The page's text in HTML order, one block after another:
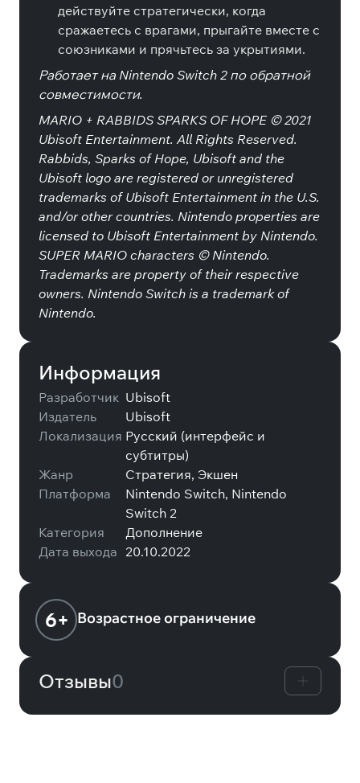
действуйте стратегически, когда
сражаетесь с врагами, прыгайте вместе с
союзниками и прячьтесь за укрытиями.
Работает на Nintendo Switch 2 по обратной
совместимости.
MARIO + RABBIDS SPARKS OF HOPE © 2021
Ubisoft Entertainment. All Rights Reserved.
Rabbids, Sparks of Hope, Ubisoft and the
Ubisoft logo are registered or unregistered
trademarks of Ubisoft Entertainment in the U.S.
and/or other countries. Nintendo properties are
licensed to Ubisoft Entertainment by Nintendo.
SUPER MARIO characters © Nintendo.
Trademarks are property of their respective
owners. Nintendo Switch is a trademark of
Nintendo.
Информация
Разработчик Ubisoft
Издатель
Ubisoft
Локализация Русский (интерфейс и
субтитры)
Жанр
Стратегия, Экшен
Платформа
Nintendo Switch, Nintendo
Switch 2
Категория
Дополнение
Дата выхода 20.10.2022
6+ Возрастное ограничение
Отзывы0